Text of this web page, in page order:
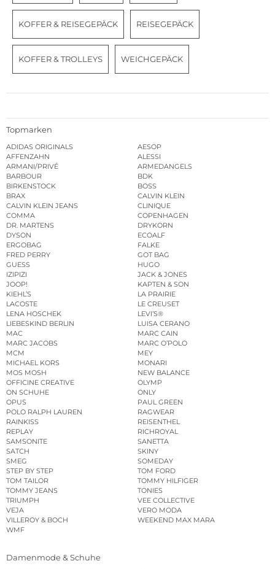
KOFFER & REISEGEPÄCK REISEGEPÄCK
KOFFER & TROLLEYS WEICHGEPÄCK
Topmarken
ADIDAS ORIGINALS
AESOP
AFFENZAHN
ALESSI
ARMANI/PRIVÉ
ARMEDANGELS
BARBOUR
BDK
BIRKENSTOCK
BOSS
BRAX
CALVIN KLEIN
CALVIN KLEIN JEANS
CLINIQUE
COMMA
COPENHAGEN
DR. MARTENS
DRYKORN
DYSON
ECOALF
ERGOBAG
FALKE
FRED PERRY
GOT BAG
GUESS
HUGO
IZIPIZI
JACK & JONES
JOOP!
KAPTEN & SON
KIEHL’S
LA PRAIRIE
LACOSTE
LE CREUSET
LENA HOSCHEK
LEVI’S®
LIEBESKIND BERLIN
LUISA CERANO
MAC
MARC CAIN
MARC JACOBS
MARC O’POLO
MCM
MEY
MICHAEL KORS
MONARI
MOS MOSH
NEW BALANCE
OFFICINE CREATIVE
OLYMP
ON SCHUHE
ONLY
OPUS
PAUL GREEN
POLO RALPH LAUREN
RAGWEAR
RAINKISS
REISENTHEL
REPLAY
RICHROYAL
SAMSONITE
SANETTA
SATCH
SKINY
SMEG
SOMEDAY
STEP BY STEP
TOM FORD
TOM TAILOR
TOMMY HILFIGER
TOMMY JEANS
TONIES
TRIUMPH
VEE COLLECTIVE
VEJA
VERO MODA
VILLEROY & BOCH
WEEKEND MAX MARA
WMF
Damenmode & Schuhe